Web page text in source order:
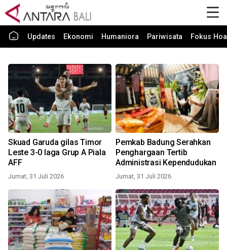
Updates Ekonomi Humaniora Pariwisata Fokus
Skuad Garuda gilas Timor
Leste 3-0 laga Grup A Piala
AFF
Jumat, 31 Juli 2026
Pemkab Badung Serahkan
Penghargaan Tertib
Administrasi Kependudukan
Jumat, 31 Juli 2026